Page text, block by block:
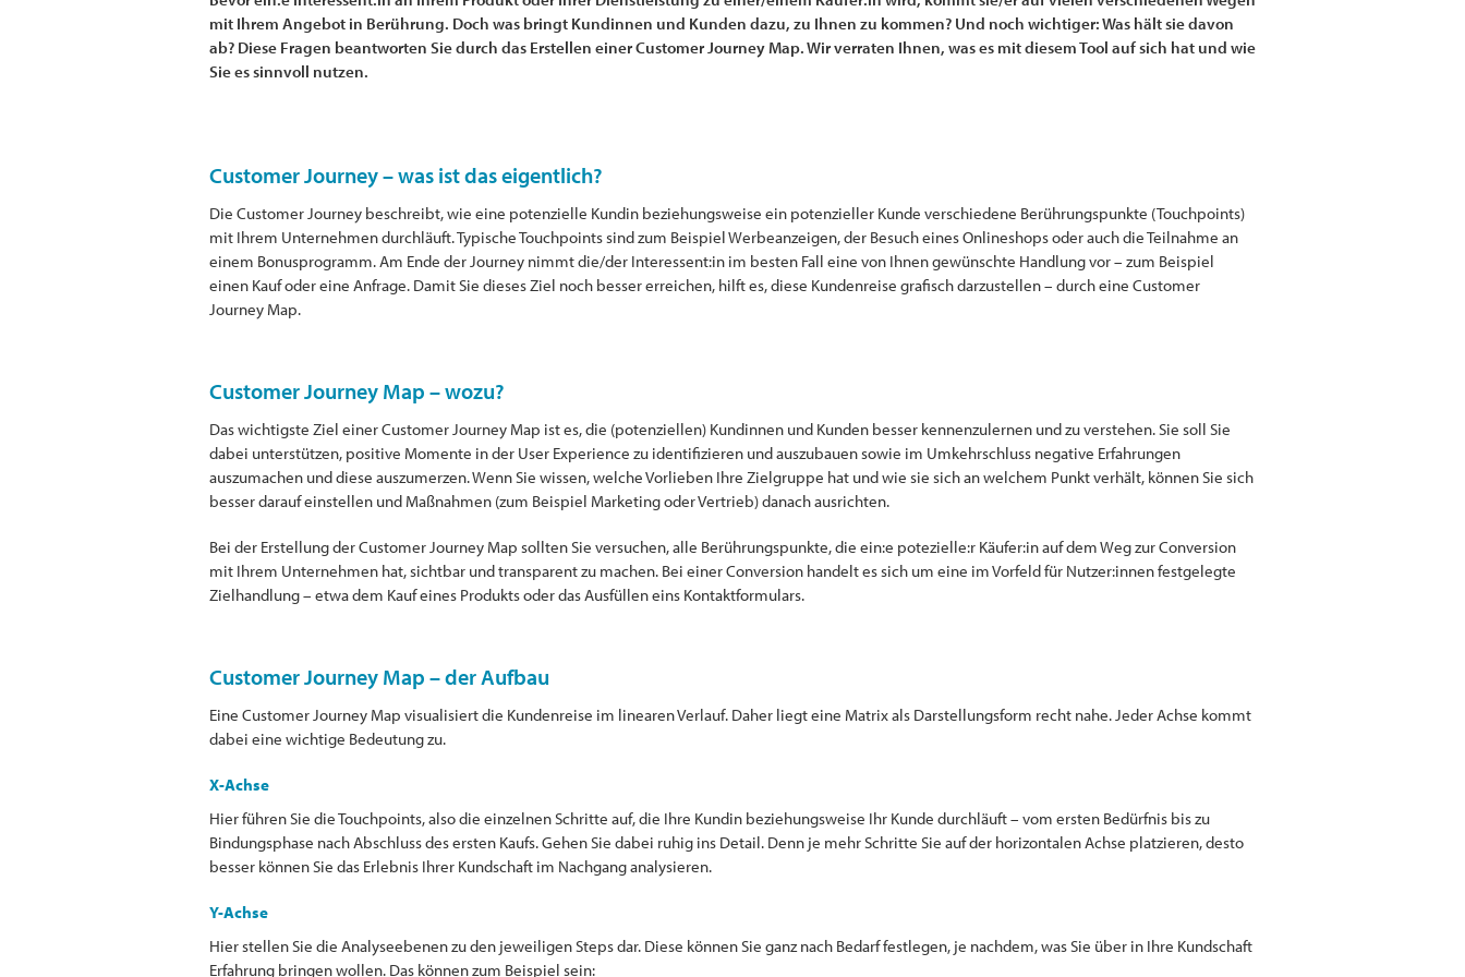
mit Ihrem Angebot in Berührung. Doch was bringt Kundinnen und Kunden dazu, zu Ihnen zu kommen? Und noch wichtiger: Was hält sie davon
ab? Diese Fragen beantworten Sie durch das Erstellen einer Customer Journey Map. Wir verraten Ihnen, was es mit diesem Tool auf sich hat und wie
Sie es sinnvoll nutzen.
Customer Journey – was ist das eigentlich?
Die Customer Journey beschreibt, wie eine potenzielle Kundin beziehungsweise ein potenzieller Kunde verschiedene Berührungspunkte (Touchpoints)
mit Ihrem Unternehmen durchläuft. Typische Touchpoints sind zum Beispiel Werbeanzeigen, der Besuch eines Onlineshops oder auch die Teilnahme an
einem Bonusprogramm. Am Ende der Journey nimmt die/der Interessent:in im besten Fall eine von Ihnen gewünschte Handlung vor – zum Beispiel
einen Kauf oder eine Anfrage. Damit Sie dieses Ziel noch besser erreichen, hilft es, diese Kundenreise grafisch darzustellen – durch eine Customer
Journey Map.
Customer Journey Map – wozu?
Das wichtigste Ziel einer Customer Journey Map ist es, die (potenziellen) Kundinnen und Kunden besser kennenzulernen und zu verstehen. Sie soll Sie
dabei unterstützen, positive Momente in der User Experience zu identifizieren und auszubauen sowie im Umkehrschluss negative Erfahrungen
auszumachen und diese auszumerzen. Wenn Sie wissen, welche Vorlieben Ihre Zielgruppe hat und wie sie sich an welchem Punkt verhält, können Sie sich
besser darauf einstellen und Maßnahmen (zum Beispiel Marketing oder Vertrieb) danach ausrichten.
Bei der Erstellung der Customer Journey Map sollten Sie versuchen, alle Berührungspunkte, die ein:e potezielle:r Käufer:in auf dem Weg zur Conversion
mit Ihrem Unternehmen hat, sichtbar und transparent zu machen. Bei einer Conversion handelt es sich um eine im Vorfeld für Nutzer:innen festgelegte
Zielhandlung – etwa dem Kauf eines Produkts oder das Ausfüllen eins Kontaktformulars.
Customer Journey Map – der Aufbau
Eine Customer Journey Map visualisiert die Kundenreise im linearen Verlauf. Daher liegt eine Matrix als Darstellungsform recht nahe. Jeder Achse kommt
dabei eine wichtige Bedeutung zu.
X-Achse
Hier führen Sie die Touchpoints, also die einzelnen Schritte auf, die Ihre Kundin beziehungsweise Ihr Kunde durchläuft – vom ersten Bedürfnis bis zu
Bindungsphase nach Abschluss des ersten Kaufs. Gehen Sie dabei ruhig ins Detail. Denn je mehr Schritte Sie auf der horizontalen Achse platzieren, desto
besser können Sie das Erlebnis Ihrer Kundschaft im Nachgang analysieren.
Y-Achse
Hier stellen Sie die Analyseebenen zu den jeweiligen Steps dar. Diese können Sie ganz nach Bedarf festlegen, je nachdem, was Sie über in Ihre Kundschaft
Erfahrung bringen wollen. Das können zum Beispiel sein: